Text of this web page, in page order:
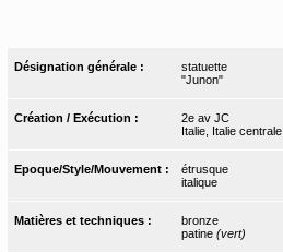
Désignation générale :
statuette
"Junon"
Création / Exécution :
2e av JC
Italie, Italie centrale
Epoque/Style/Mouvement :
étrusque
italique
Matières et techniques :
bronze
patine (vert)